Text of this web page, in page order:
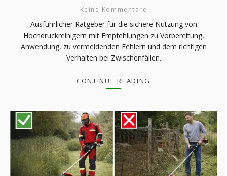
Keine Kommentare
Ausführlicher Ratgeber für die sichere Nutzung von
Hochdruckreinigern mit Empfehlungen zu Vorbereitung,
Anwendung, zu vermeidenden Fehlern und dem richtigen
Verhalten bei Zwischenfällen.
CONTINUE READING